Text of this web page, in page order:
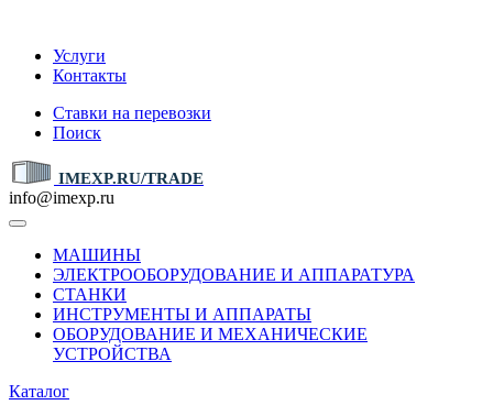
Услуги
Контакты
Ставки на перевозки
Поиск
IMEXP.RU/TRADE
info@imexp.ru
МАШИНЫ
ЭЛЕКТРООБОРУДОВАНИЕ И АППАРАТУРА
СТАНКИ
ИНСТРУМЕНТЫ И АППАРАТЫ
ОБОРУДОВАНИЕ И МЕХАНИЧЕСКИЕ
УСТРОЙСТВА
Каталог